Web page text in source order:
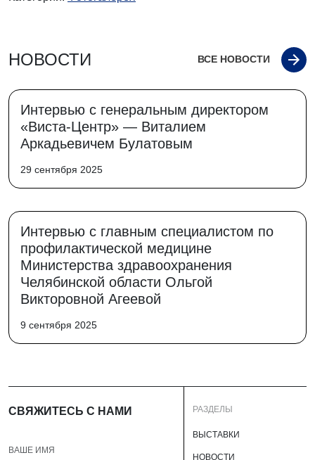
НОВОСТИ ВСЕ НОВОСТИ
Интервью с генеральным директором
«Виста-Центр» — Виталием
Аркадьевичем Булатовым
29 сентября 2025
Интервью с главным специалистом по
профилактической медицине
Министерства здравоохранения
Челябинской области Ольгой
Викторовной Агеевой
9 сентября 2025
СВЯЖИТЕСЬ С НАМИ РАЗДЕЛЫ
ВЫСТАВКИ
НОВОСТИ